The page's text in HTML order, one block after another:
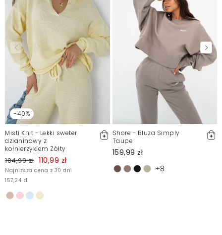
Regulaminie.
Zgłoś nielegalną treść
-40%
Misti Knit - Lekki sweter
dzianinowy z
kołnierzykiem Żółty
184,99 zł 110,99 zł
Najniższa cena z 30 dni
157,24 zł
Shore - Bluza Simply
Taupe
159,99 zł
+8